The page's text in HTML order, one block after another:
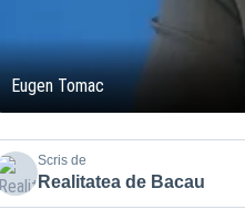
Eugen Tomac
Scris de
Realitatea de Bacau